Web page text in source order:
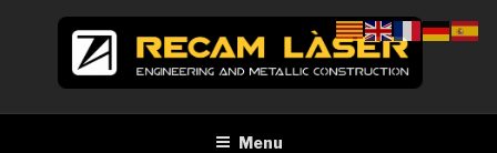
RECAM LÀSER
Menu